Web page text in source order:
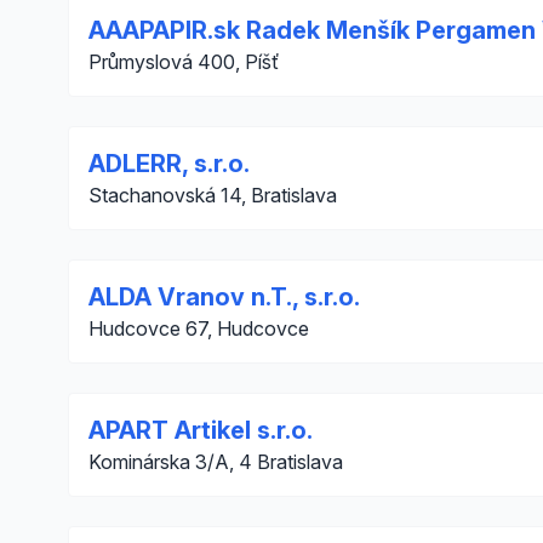
AAAPAPIR.sk Radek Menšík
Průmyslová 400, Píšť
ADLERR, s.r.o.
Stachanovská 14, Bratislava
ALDA Vranov n.T., s.r.o.
Hudcovce 67, Hudcovce
APART Artikel s.r.o.
Kominárska 3/A, 4 Bratislava